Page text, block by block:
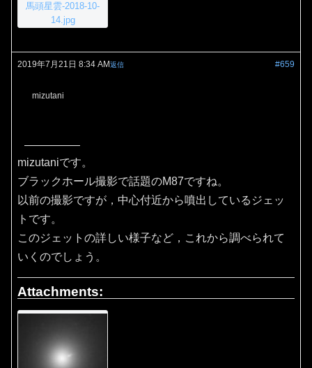
馬頭星雲-2018-10-
14.jpg
2019年7月21日 8:34 AM #659
返信
mizutani
mizutaniです。
ブラックホール撮影で話題のM87ですね。
以前の撮影ですが，中心付近から噴出しているジェッ
トです。
このジェットの詳しい様子など，これから調べられて
いくのでしょう。
Attachments: